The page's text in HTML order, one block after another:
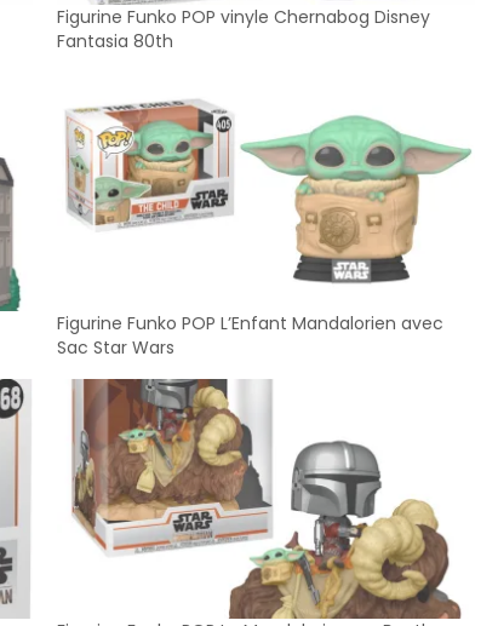
Figurine Funko POP vinyle Chernabog Disney
Fantasia 80th
Figurine Funko POP L’Enfant Mandalorien avec
Sac Star Wars